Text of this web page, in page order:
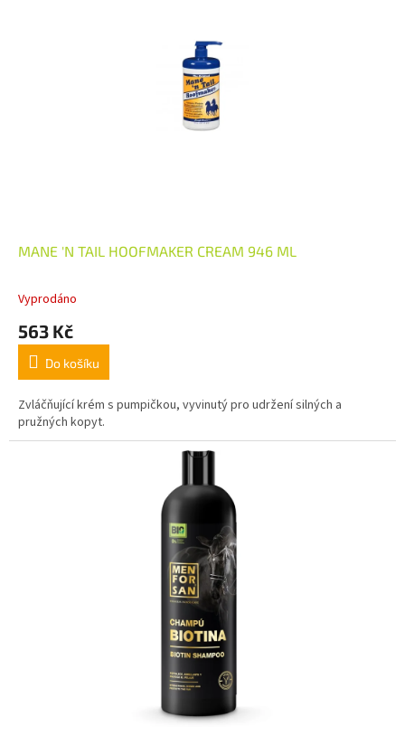
MANE 'N TAIL HOOFMAKER CREAM 946 ML
Vyprodáno
563 Kč
Do košíku
Zvláčňující krém s pumpičkou, vyvinutý pro udržení silných a
pružných kopyt.